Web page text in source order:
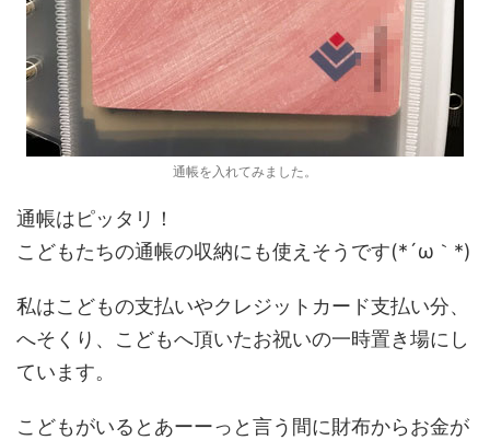
通帳を入れてみました。
通帳はピッタリ！
こどもたちの通帳の収納にも使えそうです(*´ω｀*)
私はこどもの支払いやクレジットカード支払い分、
へそくり、こどもへ頂いたお祝いの一時置き場にし
ています。
こどもがいるとあーーっと言う間に財布からお金が